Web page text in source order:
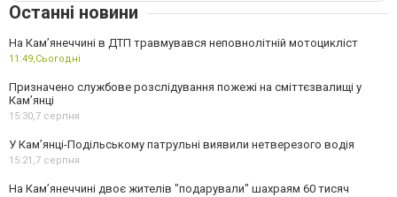
Останні новини
На Кам’янеччині в ДТП травмувався неповнолітній мотоцикліст
11:49,Сьогодні
Призначено службове розслідування пожежі на сміттєзвалищі у
Кам’янці
15:30,7 серпня
У Кам’янці-Подільському патрульні виявили нетверезого водія
15:21,7 серпня
На Камʼянеччині двоє жителів "подарували" шахраям 60 тисяч